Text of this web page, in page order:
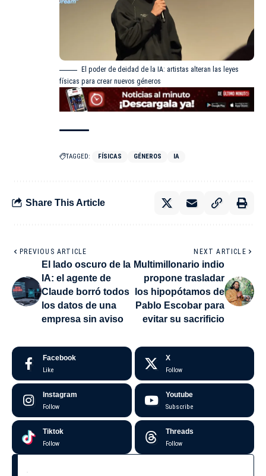
El poder de deidad de la IA: artistas alteran las leyes
físicas para crear nuevos géneros
TAGGED: FÍSICAS GÉNEROS IA
Share This Article
PREVIOUS ARTICLE
El lado oscuro de la
IA: el agente de
Claude borró todos
los datos de una
empresa sin aviso
NEXT ARTICLE
Multimillonario indio
propone trasladar
los hipopótamos de
Pablo Escobar para
evitar su sacrificio
Facebook
Like
X
Follow
Instagram
Follow
Youtube
Subscribe
Tiktok
Follow
Threads
Follow